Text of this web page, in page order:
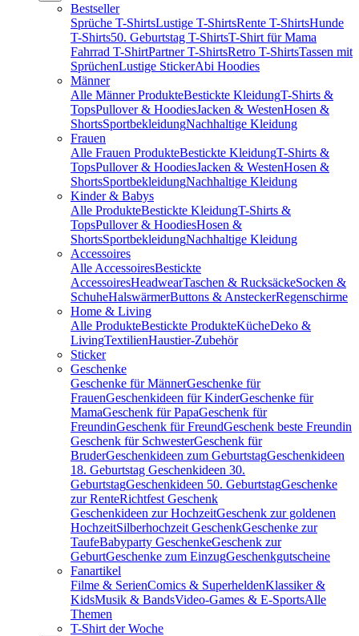
Bestseller
Sprüche T-ShirtsLustige T-ShirtsRente T-ShirtsHunde
T-Shirts50. Geburtstag T-ShirtsT-Shirt für Mama
Fahrrad T-ShirtPartner T-ShirtsRetro T-ShirtsTassen mit
SprüchenLustige StickerAbi Hoodies
Männer
Alle Männer ProdukteBestickte KleidungT-Shirts &
TopsPullover & HoodiesJacken & WestenHosen &
ShortsSportbekleidungNachhaltige Kleidung
Frauen
Alle Frauen ProdukteBestickte KleidungT-Shirts &
TopsPullover & HoodiesJacken & WestenHosen &
ShortsSportbekleidungNachhaltige Kleidung
Kinder & Babys
Alle ProdukteBestickte KleidungT-Shirts &
TopsPullover & HoodiesHosen &
ShortsSportbekleidungNachhaltige Kleidung
Accessoires
Alle AccessoiresBestickte
AccessoiresHeadwearTaschen & RucksäckeSocken &
SchuheHalswärmerButtons & AnsteckerRegenschirme
Home & Living
Alle ProdukteBestickte ProdukteKücheDeko &
LivingTextilienHaustier-Zubehör
Sticker
Geschenke
Geschenke für MännerGeschenke für
FrauenGeschenkideen für KinderGeschenke für
MamaGeschenk für PapaGeschenk für
FreundinGeschenk für FreundGeschenk beste Freundin
Geschenk für SchwesterGeschenk für
BruderGeschenkideen zum GeburtstagGeschenkideen
18. Geburtstag Geschenkideen 30.
GeburtstagGeschenkideen 50. GeburtstagGeschenke
zur RenteRichtfest Geschenk
Geschenkideen zur HochzeitGeschenk zur goldenen
HochzeitSilberhochzeit GeschenkGeschenke zur
TaufeBabyparty GeschenkeGeschenk zur
GeburtGeschenke zum EinzugGeschenkgutscheine
Fanartikel
Filme & SerienComics & SuperheldenKlassiker &
KidsMusik & BandsVideo-Games & E-SportsAlle
Themen
T-Shirt der Woche